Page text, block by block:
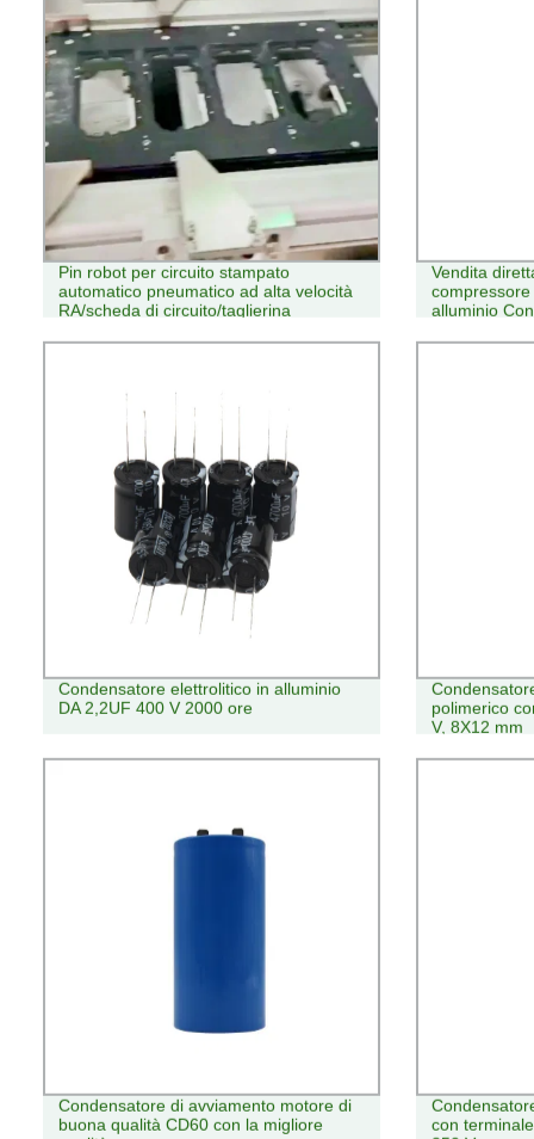
Pin robot per circuito stampato
automatico pneumatico ad alta velocità
RA/scheda di circuito/taglierina
Vendita
alluminio
Condensatore elettrolitico in alluminio
DA 2,2UF 400 V 2000 ore
polimerico
V, 8X12 mm
Condensatore di avviamento motore di
buona qualità CD60 con la migliore
con